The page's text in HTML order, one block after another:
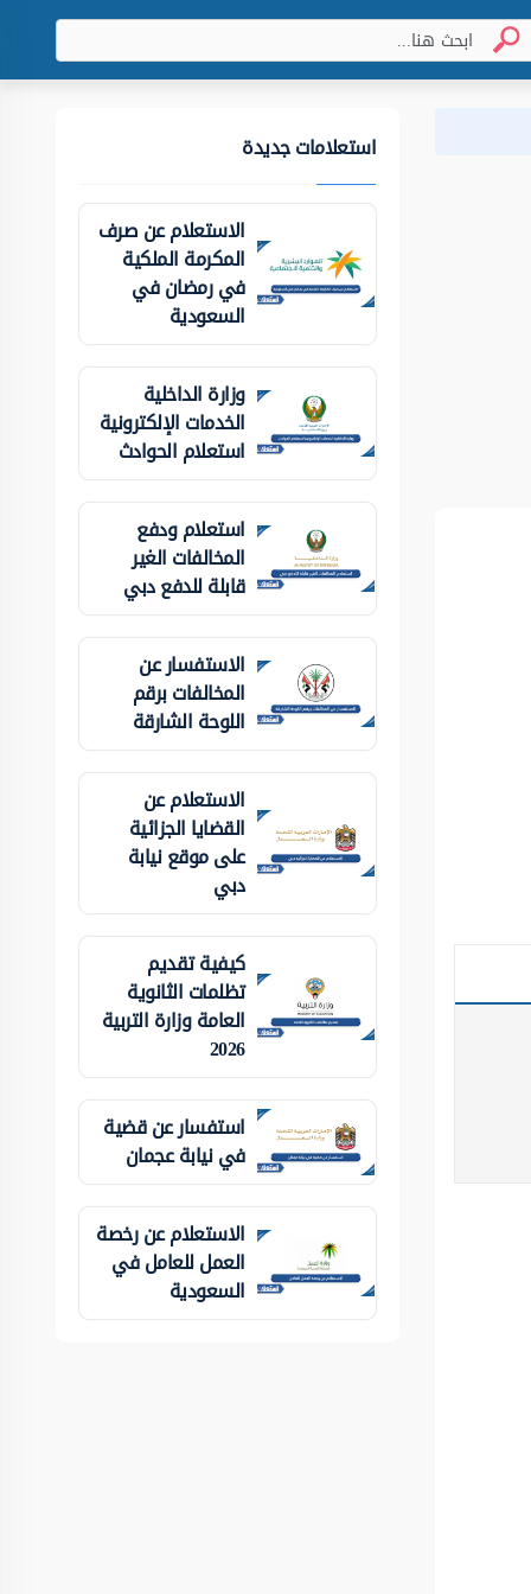
استعلامات جديدة
الاستعلام عن صرف
المكرمة الملكية
في رمضان في
السعودية
وزارة الداخلية
الخدمات الإلكترونية
استعلام الحوادث
استعلام ودفع
المخالفات الغير
قابلة للدفع دبي
الاستفسار عن
المخالفات برقم
اللوحة الشارقة
الاستعلام عن
القضايا الجزائية
على موقع نيابة
دبي
كيفية تقديم
تظلمات الثانوية
العامة وزارة التربية
2026
استفسار عن قضية
في نيابة عجمان
الاستعلام عن رخصة
العمل للعامل في
السعودية